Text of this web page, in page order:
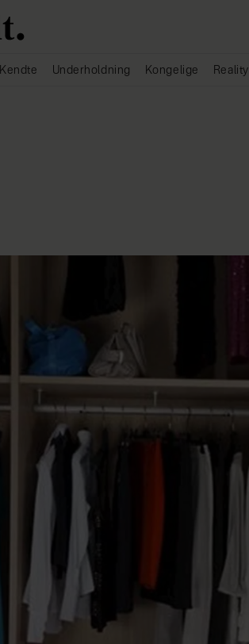
Kendte Underholdning Kongelige Reality